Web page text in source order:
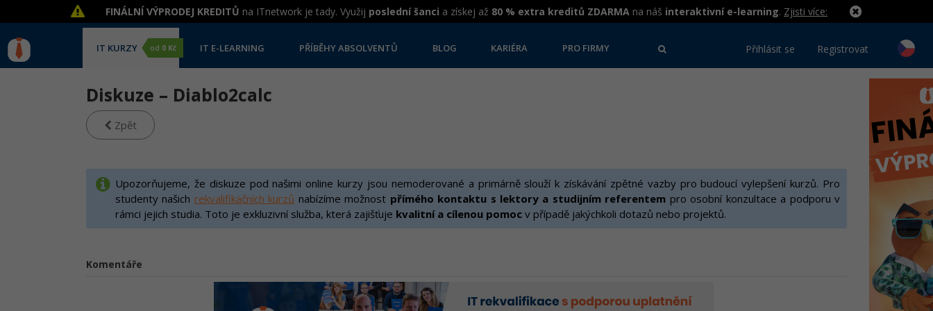
FINÁLNÍ VÝPRODEJ KREDITŮ na ITnetwork je tady. Využij poslední šanci a získej až 80 % extra kreditů ZDARMA na náš interaktivní e-learning. Zjisti více:
IT KURZY od 0 Kč IT E-LEARNING PŘÍBĚHY ABSOLVENTŮ BLOG KARIÉRA PRO FIRMY Přihlásit se Registrovat
Diskuze – Diablo2calc
Zpět
Upozorňujeme, že diskuze pod našimi online kurzy jsou nemoderované a primárně slouží k získávání zpětné vazby pro budoucí vylepšení kurzů. Pro
studenty našich rekvalifikačních kurzů nabízíme možnost přímého kontaktu s lektory a studijním referentem pro osobní konzultace a podporu v
rámci jejich studia. Toto je exkluzivní služba, která zajišťuje kvalitní a cílenou pomoc v případě jakýchkoli dotazů nebo projektů.
Komentáře